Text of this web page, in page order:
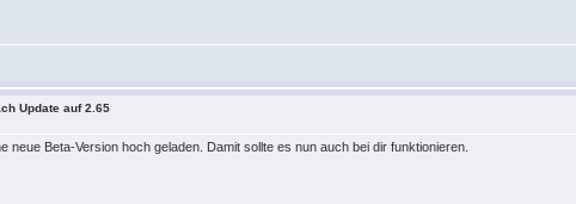
Update auf 2.65
neue Beta-Version hoch geladen. Damit sollte es nun auch bei dir funktionieren.